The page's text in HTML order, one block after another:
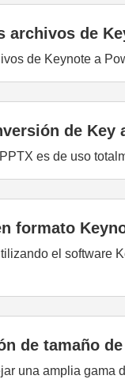
de
de Keynote a
de Key
es de uso
formato
el software
de tamaño
una amplia